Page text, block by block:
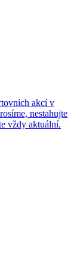
akcí v
nestahujte
vždy aktuální.